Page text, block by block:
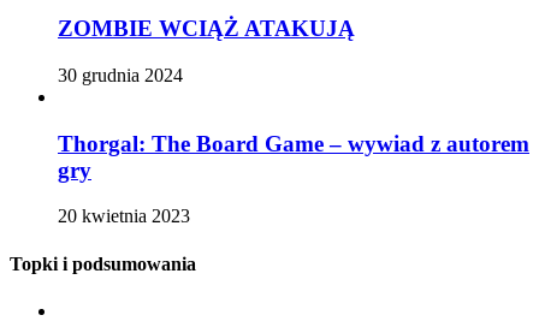
ZOMBIE WCIĄŻ ATAKUJĄ
30 grudnia 2024
Thorgal: The Board Game – wywiad z autorem
gry
20 kwietnia 2023
Topki i podsumowania